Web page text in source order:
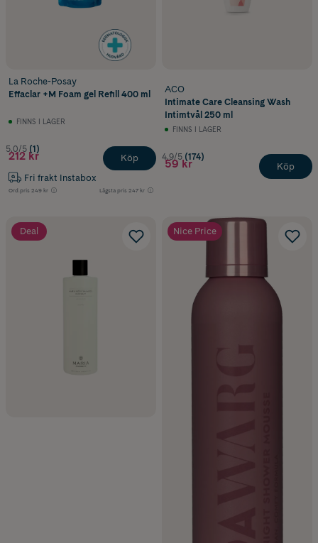
La Roche-Posay
Effaclar +M Foam gel Refill 400 ml
FINNS I LAGER
5.0/5 (1)
212 kr
Fri frakt Instabox
Ord.pris 249 kr Lägsta pris 247 kr
Köp
ACO
Intimate Care Cleansing Wash
Intimtvål 250 ml
FINNS I LAGER
4.9/5 (174)
59 kr Köp
Deal Nice Price